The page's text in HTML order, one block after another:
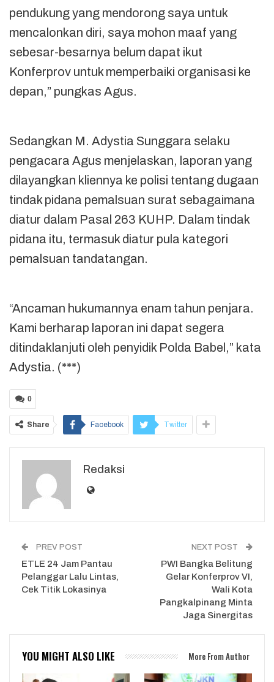
pendukung yang mendorong saya untuk
mencalonkan diri, saya mohon maaf yang
sebesar-besarnya belum dapat ikut
Konferprov untuk memperbaiki organisasi ke
depan,” pungkas Agus.
Sedangkan M. Adystia Sunggara selaku
pengacara Agus menjelaskan, laporan yang
dilayangkan kliennya ke polisi tentang dugaan
tindak pidana pemalsuan surat sebagaimana
diatur dalam Pasal 263 KUHP. Dalam tindak
pidana itu, termasuk diatur pula kategori
pemalsuan tandatangan.
“Ancaman hukumannya enam tahun penjara.
Kami berharap laporan ini dapat segera
ditindaklanjuti oleh penyidik Polda Babel,” kata
Adystia. (***)
0
Share Facebook Twitter
Redaksi
PREV POST
ETLE 24 Jam Pantau
Pelanggar Lalu Lintas,
Cek Titik Lokasinya
NEXT POST
PWI Bangka Belitung
Gelar Konferprov VI,
Wali Kota
Pangkalpinang Minta
Jaga Sinergitas
YOU MIGHT ALSO LIKE More From Author